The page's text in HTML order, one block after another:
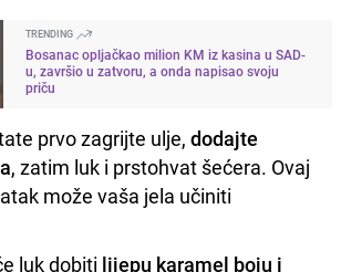
TRENDING
Bosanac opljačkao milion KM iz kasina u SAD-
u, završio u zatvoru, a onda napisao svoju
priču
prvo zagrijte ulje, dodajte
, zatim luk i prstohvat šećera. Ovaj
može vaša jela učiniti
luk dobiti lijepu karamel boju i